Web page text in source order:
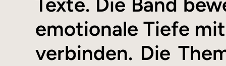
emotionale Tiefe
verbinden. Die